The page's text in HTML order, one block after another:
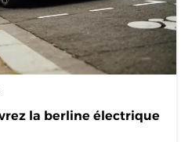
la berline électrique